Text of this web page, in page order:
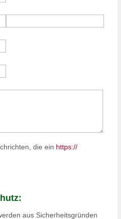
die ein https://
aus Sicherheitsgründen